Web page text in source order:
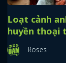
Loạt cảnh
huyền thoại
Roses